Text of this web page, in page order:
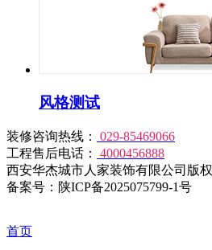
风格测试
装修咨询热线：
029-85469066
工程售后电话：
4000456888
西安华杰城市人家装饰有限公司版
备案号：陕ICP备2025075799-1号
首页